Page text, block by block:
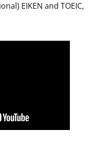
EIKEN and TOEIC,